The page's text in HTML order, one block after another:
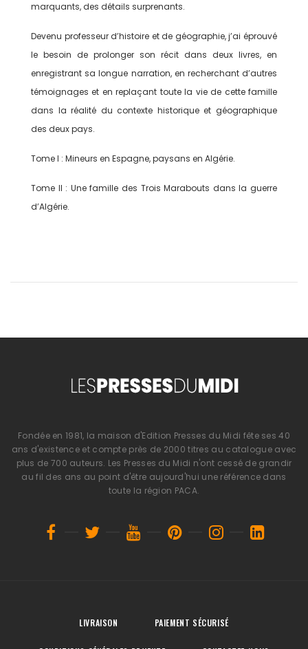
marquants, des détails surprenants.
Devenu professeur d’histoire et de géographie, j’ai éprouvé
le besoin de prolonger son récit dans deux livres, en
enregistrant sa longue ­narration, en recherchant d’autres
témoignages et en replaçant toute la vie de cette famille
dans la réalité du contexte historique et géographique
des deux pays.
Tome I : Mineurs en Espagne, paysans en Algérie.
Tome II : Une famille des Trois Marabouts dans la guerre
d’Algérie.
Fondée en 1981, la maison d'Edition Presses du Midi fête ses 40
ans d'existence et compte près de 2000 titres au catalogue avec
plus de 700 auteurs. Les Presses du Midi n'ont cessé de grandir
au fil des ans au point d'être aujourd'hui une référence dans
toute la région PACA.
LIVRAISON PAIEMENT SÉCURISÉ